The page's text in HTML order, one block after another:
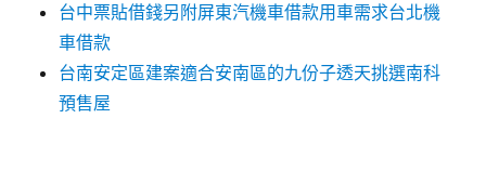
台中票貼借錢另附屏東汽機車借款用車需求台北機
車借款
台南安定區建案適合安南區的九份子透天挑選南科
預售屋